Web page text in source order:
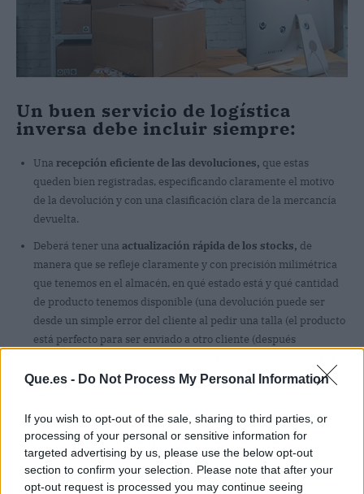
Que.es - Do Not Process My Personal Information
If you wish to opt-out of the sale, sharing to third parties, or
processing of your personal or sensitive information for
targeted advertising by us, please use the below opt-out
section to confirm your selection. Please note that after your
opt-out request is processed you may continue seeing
Un buen servicio de logística
inversa debe incluir siempre:
Una recepción eficiente de las devoluciones, que estas
queden bien registradas, especificando claramente el motivo
de la devolución y con una clasificación clara de la mercancía
devuelta.
Deberá tener una actualización rápida de los stocks, de
manera que se refleje claramente y con precisión milimétrica
que tenemos en el almacén, en qué estado está y qué cantidad
de producto tenemos disponible (una devolución puede ser
desde un simple error del cliente al pedir una talla (el producto
está perfecto para ser enviado a otro cliente (después
ser que el producto tenga una tara, con lo que no podrá ser
Obviamente, para detectar el estado del producto deberemos
tener unservicio de inspección y clasificación eficiente,
sistema que nos diga que es apto para volver al almacén, que
debe ser reparado, o que debería desecharse.